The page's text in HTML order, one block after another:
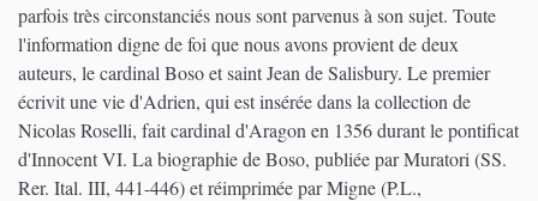
parfois très circonstanciés nous sont parvenus à son sujet. Toute
l'information digne de foi que nous avons provient de deux
auteurs, le cardinal Boso et saint Jean de Salisbury. Le premier
écrivit une vie d'Adrien, qui est insérée dans la collection de
Nicolas Roselli, fait cardinal d'Aragon en 1356 durant le pontificat
d'Innocent VI. La biographie de Boso, publiée par Muratori (SS.
Rer. Ital. III, 441-446) et réimprimée par Migne (P.L.,